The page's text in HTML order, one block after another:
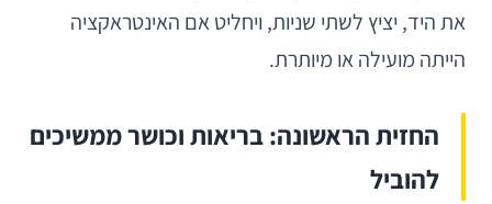
את היד, יציץ לשתי שניות, ויחליט אם האינטראקציה
הייתה מועילה או מיותרת.
החזית הראשונה: בריאות וכושר ממשיכים
להוביל